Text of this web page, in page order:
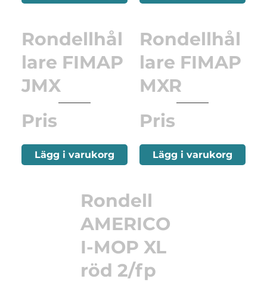
Rondellhål
lare FIMAP
JMX
Pris
Lägg i varukorg
Rondellhål
lare FIMAP
MXR
Pris
Lägg i varukorg
Rondell
AMERICO
I-MOP XL
röd 2/fp